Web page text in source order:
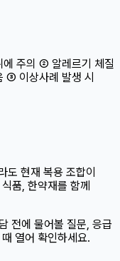
주의 ② 알레르기 체질
③ 이상사례 발생 시
도 현재 복용 조합이
품, 한약재를 함께
전에 물어볼 질문, 응급
열어 확인하세요.